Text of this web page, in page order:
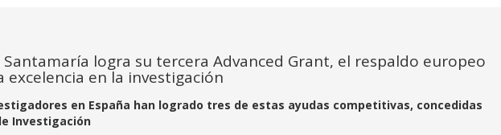
Santamaría logra su tercera Advanced Grant, el respaldo europeo
excelencia en la investigación
en España han logrado tres de estas ayudas competitivas, concedidas
Investigación